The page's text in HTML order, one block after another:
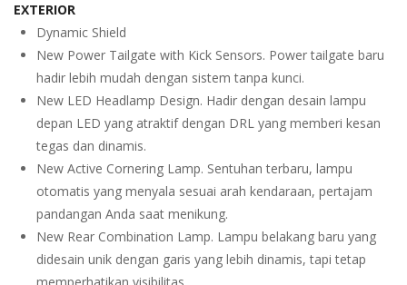
EXTERIOR
Dynamic Shield
New Power Tailgate with Kick Sensors. Power tailgate baru
hadir lebih mudah dengan sistem tanpa kunci.
New LED Headlamp Design. Hadir dengan desain lampu
depan LED yang atraktif dengan DRL yang memberi kesan
tegas dan dinamis.
New Active Cornering Lamp. Sentuhan terbaru, lampu
otomatis yang menyala sesuai arah kendaraan, pertajam
pandangan Anda saat menikung.
New Rear Combination Lamp. Lampu belakang baru yang
didesain unik dengan garis yang lebih dinamis, tapi tetap